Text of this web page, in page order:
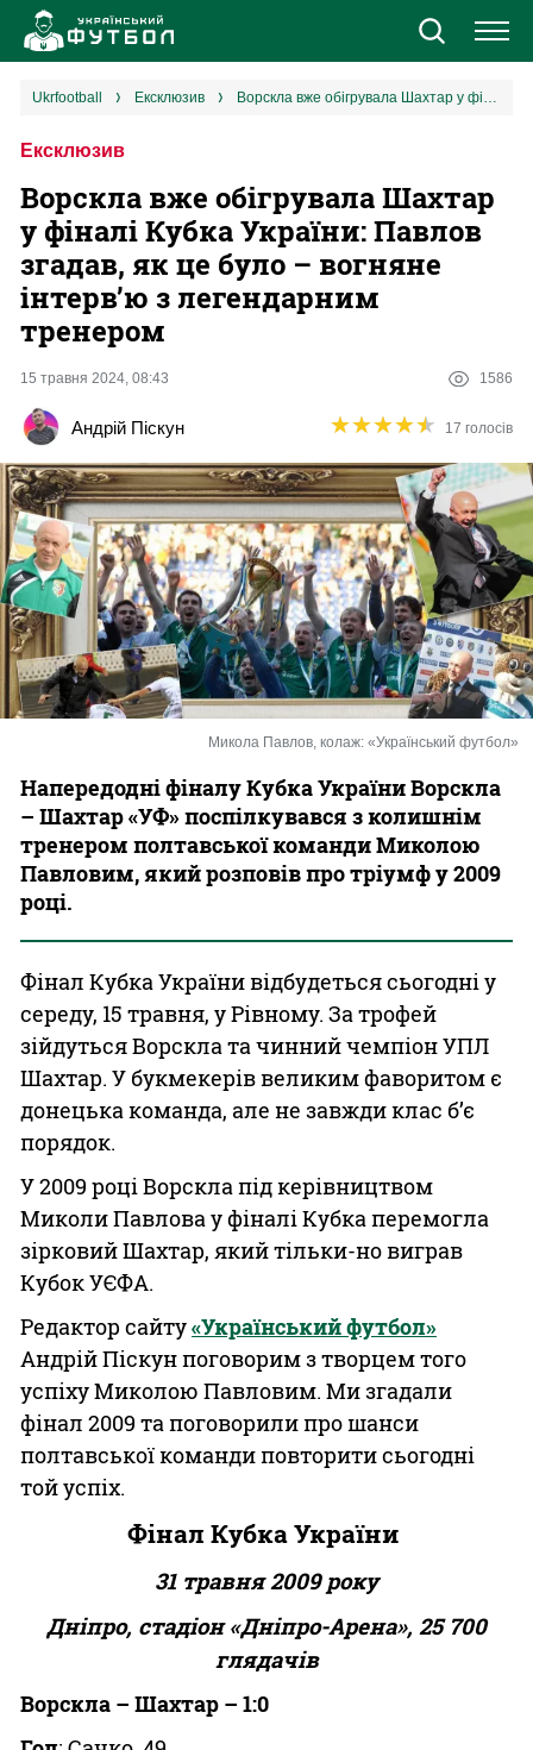
Новини
Єврокубки
УПЛ
Різне
Букмекери
Казино
ukrfootball ексклюзив Ворскла вже обігрувала Шахтар у фіналі Кубка України: Павлов згадав, як це було – вогняне інтерв’ю з легендарним тренером
Ексклюзив
Ворскла вже обігрувала Шахтар
у фіналі Кубка України: Павлов
згадав, як це було – вогняне
інтерв’ю з легендарним
тренером
15 травня 2024, 08:43 1586
Андрій Піскун ★★★★★
★★★★★ 17 голосів
Микола Павлов, колаж: «Український футбол»
Напередодні фіналу Кубка України Ворскла
– Шахтар «УФ» поспілкувався з колишнім
тренером полтавської команди Миколою
Павловим, який розповів про тріумф у 2009
році.
Фінал Кубка України відбудеться сьогодні у
середу, 15 травня, у Рівному. За трофей
зійдуться Ворскла та чинний чемпіон УПЛ
Шахтар. У букмекерів великим фаворитом є
донецька команда, але не завжди клас б’є
порядок.
У 2009 році Ворскла під керівництвом
Миколи Павлова у фіналі Кубка перемогла
зірковий Шахтар, який тільки-но виграв
Кубок УЄФА.
Редактор сайту«Український футбол»
Андрій Піскун поговорим з творцем того
успіху Миколою Павловим. Ми згадали
фінал 2009 та поговорили про шанси
полтавської команди повторити сьогодні
той успіх.
Фінал Кубка України
31 травня 2009 року
Дніпро, стадіон «Дніпро-Арена», 25 700
глядачів
Ворскла – Шахтар – 1:0